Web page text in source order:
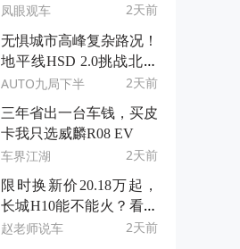
凤眼观车 2天前
无惧城市高峰复杂路况！
地平线HSD 2.0挑战北京
东三环
AUTO九局下半 2天前
三年省出一台车钱，买皮
卡我只选威麟R08 EV
车界江湖 2天前
限时换新价20.18万起，
长城H10能不能火？看看
它的6个小秘密！
赵老师说车 2天前